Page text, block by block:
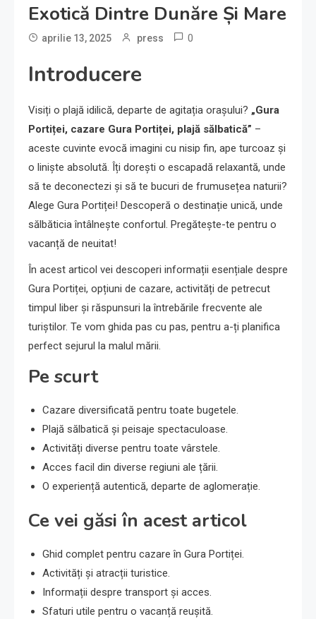
Exotică Dintre Dunăre Și Mare
aprilie 13, 2025 press 0
Introducere
Visiți o plajă idilică, departe de agitația orașului? „Gura
Portiței, cazare Gura Portiței, plajă sălbatică” –
aceste cuvinte evocă imagini cu nisip fin, ape turcoaz și
o liniște absolută. Îți dorești o escapadă relaxantă, unde
să te deconectezi și să te bucuri de frumusețea naturii?
Alege Gura Portiței! Descoperă o destinație unică, unde
sălbăticia întâlnește confortul. Pregătește-te pentru o
vacanță de neuitat!
În acest articol vei descoperi informații esențiale despre
Gura Portiței, opțiuni de cazare, activități de petrecut
timpul liber și răspunsuri la întrebările frecvente ale
turiștilor. Te vom ghida pas cu pas, pentru a-ți planifica
perfect sejurul la malul mării.
Pe scurt
Cazare diversificată pentru toate bugetele.
Plajă sălbatică și peisaje spectaculoase.
Activități diverse pentru toate vârstele.
Acces facil din diverse regiuni ale țării.
O experiență autentică, departe de aglomerație.
Ce vei găsi în acest articol
Ghid complet pentru cazare în Gura Portiței.
Activități și atracții turistice.
Informații despre transport și acces.
Sfaturi utile pentru o vacanță reușită.